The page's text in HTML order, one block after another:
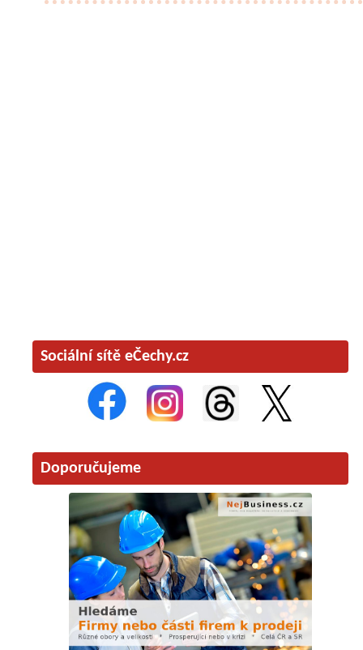
Sociální sítě eČechy.cz
Doporučujeme